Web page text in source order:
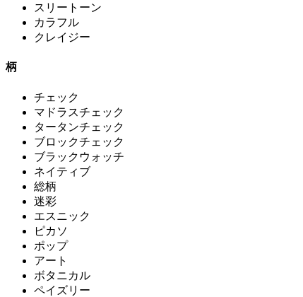
スリートーン
カラフル
クレイジー
柄
チェック
マドラスチェック
タータンチェック
ブロックチェック
ブラックウォッチ
ネイティブ
総柄
迷彩
エスニック
ピカソ
ポップ
アート
ボタニカル
ペイズリー